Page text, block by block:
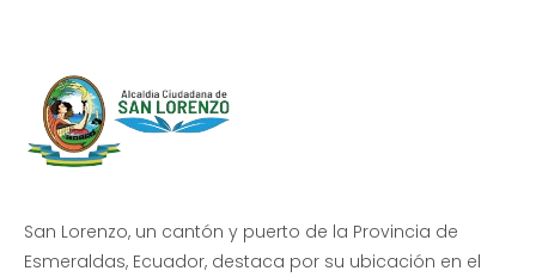
San Lorenzo, un cantón y puerto de la Provincia de
Esmeraldas, Ecuador, destaca por su ubicación en el